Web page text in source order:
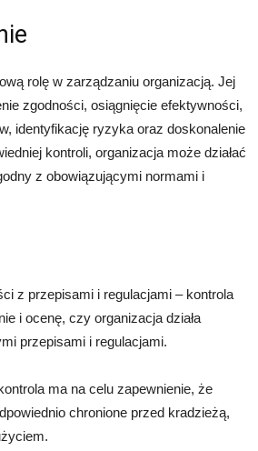
rolę w zarządzaniu organizacją. Jej
zgodności, osiągnięcie efektywności,
identyfikację ryzyka oraz doskonalenie
kontroli, organizacja może działać
z obowiązującymi normami i
z przepisami i regulacjami – kontrola
i ocenę, czy organizacja działa
przepisami i regulacjami.
ma na celu zapewnienie, że
chronione przed kradzieżą,